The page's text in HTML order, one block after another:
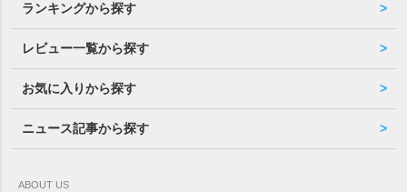
ランキングから探す
レビュー一覧から探す
お気に入りから探す
ニュース記事から探す
ABOUT US